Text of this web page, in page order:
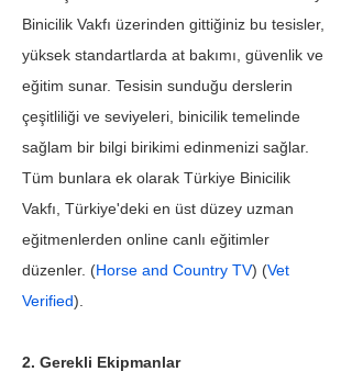
Binicilik Vakfı üzerinden gittiğiniz bu tesisler,
yüksek standartlarda at bakımı, güvenlik ve
eğitim sunar. Tesisin sunduğu derslerin
çeşitliliği ve seviyeleri, binicilik temelinde
sağlam bir bilgi birikimi edinmenizi sağlar.
Tüm bunlara ek olarak Türkiye Binicilik
Vakfı, Türkiye'deki en üst düzey uzman
eğitmenlerden online canlı eğitimler
düzenler. (Horse and Country TV) (Vet
Verified).
2. Gerekli Ekipmanlar